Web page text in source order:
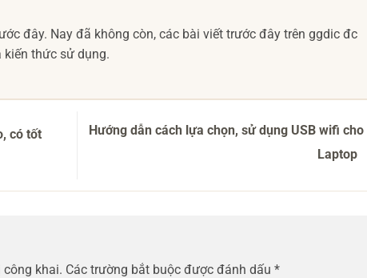
đây. Nay đã không còn, các bài viết trước đây trên ggdic đc
kiến thức sử dụng.
có tốt
Hướng dẫn cách lựa chọn, sử dụng USB wifi cho
Laptop
khai. Các trường bắt buộc được đánh dấu *